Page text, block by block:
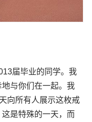
届毕业的同学。我
与你们在一起。我
向所有人展示这枚戒
是特殊的一天，而